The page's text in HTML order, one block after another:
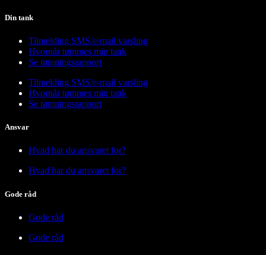
Din tank
Tilmelding SMS/e-mail varsling
Hvornår tømmes min tank
Se tømningsrapport
Tilmelding SMS/e-mail varsling
Hvornår tømmes min tank
Se tømningsrapport
Ansvar
Hvad har du ansvaret for?
Hvad har du ansvaret for?
Gode råd
Gode råd
Gode råd